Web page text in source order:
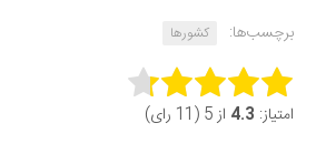
برچسب‌ها:
کشورها
Rate this item:
امتیاز: 4.3 از 5 (11 رای)